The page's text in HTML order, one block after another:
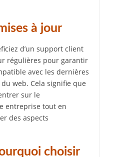
à jour
d’un support client
régulières pour garantir
avec les dernières
web. Cela signifie que
sur le
entreprise tout en
des aspects
choisir